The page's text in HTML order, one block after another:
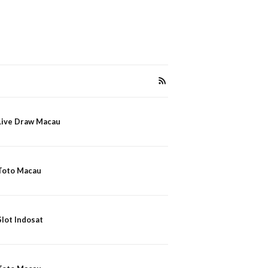
Draw Macau
Macau
Indosat